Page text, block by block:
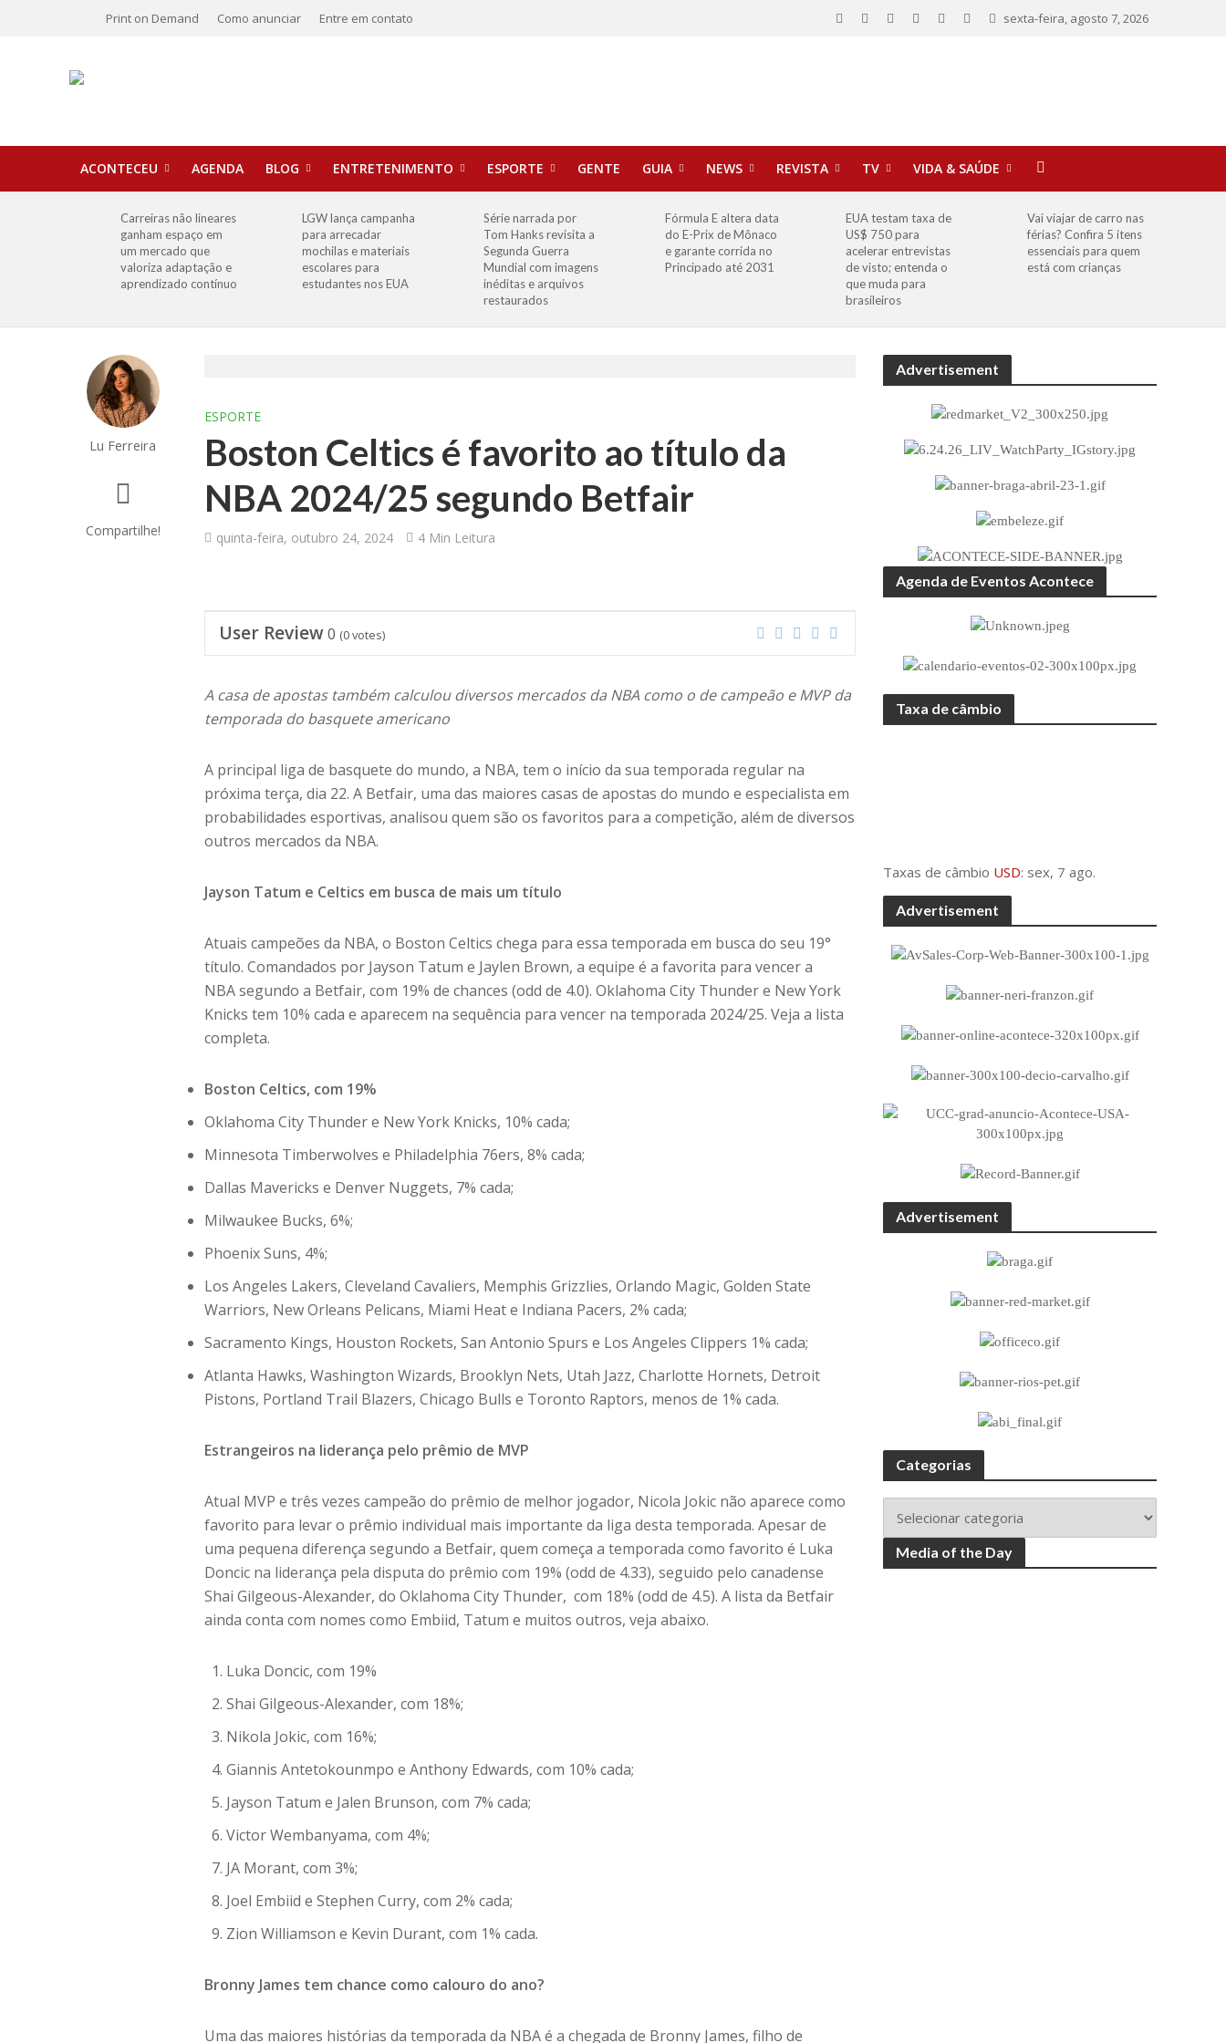
Print on Demand Como anunciar Entre em contato sexta-feira, agosto 7, 2026
ACONTECEU AGENDA BLOG ENTRETENIMENTO ESPORTE GENTE GUIA NEWS REVISTA TV VIDA & SAÚDE
Carreiras não lineares
ganham espaço em
um mercado que
valoriza adaptação e
aprendizado contínuo
LGW lança campanha
para arrecadar
mochilas e materiais
escolares para
estudantes nos EUA
Série narrada por
Tom Hanks revisita a
Segunda Guerra
Mundial com imagens
inéditas e arquivos
restaurados
Fórmula E altera data
do E-Prix de Mônaco
e garante corrida no
Principado até 2031
EUA testam taxa de
US$ 750 para
acelerar entrevistas
de visto; entenda o
que muda para
brasileiros
Vai viajar de carro nas
férias? Confira 5 itens
essenciais para quem
está com crianças
Lu Ferreira
Compartilhe!
ESPORTE
Boston Celtics é favorito ao título da
NBA 2024/25 segundo Betfair
quinta-feira, outubro 24, 2024 4 Min Leitura
User Review0 (0votes)
A casa de apostas também calculou diversos mercados da NBA como o de campeão e MVP da
temporada do basquete americano
A principal liga de basquete do mundo, a NBA, tem o início da sua temporada regular na
próxima terça, dia 22. A Betfair, uma das maiores casas de apostas do mundo e especialista em
probabilidades esportivas, analisou quem são os favoritos para a competição, além de diversos
outros mercados da NBA.
Jayson Tatum e Celtics em busca de mais um título
Atuais campeões da NBA, o Boston Celtics chega para essa temporada em busca do seu 19°
título. Comandados por Jayson Tatum e Jaylen Brown, a equipe é a favorita para vencer a
NBA segundo a Betfair, com 19% de chances (odd de 4.0). Oklahoma City Thunder e New York
Knicks tem 10% cada e aparecem na sequência para vencer na temporada 2024/25. Veja a lista
completa.
Boston Celtics, com 19%
Oklahoma City Thunder e New York Knicks, 10% cada;
Minnesota Timberwolves e Philadelphia 76ers, 8% cada;
Dallas Mavericks e Denver Nuggets, 7% cada;
Milwaukee Bucks, 6%;
Phoenix Suns, 4%;
Los Angeles Lakers, Cleveland Cavaliers, Memphis Grizzlies, Orlando Magic, Golden State
Warriors, New Orleans Pelicans, Miami Heat e Indiana Pacers, 2% cada;
Sacramento Kings, Houston Rockets, San Antonio Spurs e Los Angeles Clippers 1% cada;
Atlanta Hawks, Washington Wizards, Brooklyn Nets, Utah Jazz, Charlotte Hornets, Detroit
Pistons, Portland Trail Blazers, Chicago Bulls e Toronto Raptors, menos de 1% cada.
Estrangeiros na liderança pelo prêmio de MVP
Atual MVP e três vezes campeão do prêmio de melhor jogador, Nicola Jokic não aparece como
favorito para levar o prêmio individual mais importante da liga desta temporada. Apesar de
uma pequena diferença segundo a Betfair, quem começa a temporada como favorito é Luka
Doncic na liderança pela disputa do prêmio com 19% (odd de 4.33), seguido pelo canadense
Shai Gilgeous-Alexander, do Oklahoma City Thunder, com 18% (odd de 4.5). A lista da Betfair
ainda conta com nomes como Embiid, Tatum e muitos outros, veja abaixo.
Luka Doncic, com 19%
Shai Gilgeous-Alexander, com 18%;
Nikola Jokic, com 16%;
Giannis Antetokounmpo e Anthony Edwards, com 10% cada;
Jayson Tatum e Jalen Brunson, com 7% cada;
Victor Wembanyama, com 4%;
JA Morant, com 3%;
Joel Embiid e Stephen Curry, com 2% cada;
Zion Williamson e Kevin Durant, com 1% cada.
Bronny James tem chance como calouro do ano?
Uma das maiores histórias da temporada da NBA é a chegada de Bronny James, filho de
Advertisement
Agenda de Eventos Acontece
Taxa de câmbio
Taxas de câmbio USD: sex, 7 ago.
Advertisement
Advertisement
Categorias
Media of the Day